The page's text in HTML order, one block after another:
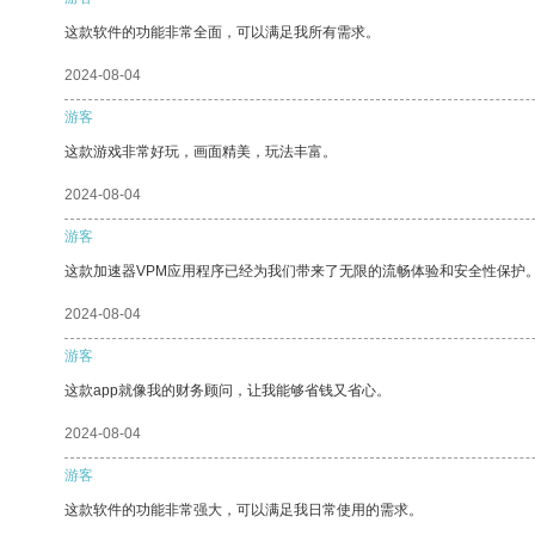
这款软件的功能非常全面，可以满足我所有需求。
2024-08-04
游客
这款游戏非常好玩，画面精美，玩法丰富。
2024-08-04
游客
这款加速器VPM应用程序已经为我们带来了无限的流畅体验和安全性保护
2024-08-04
游客
这款app就像我的财务顾问，让我能够省钱又省心。
2024-08-04
游客
这款软件的功能非常强大，可以满足我日常使用的需求。